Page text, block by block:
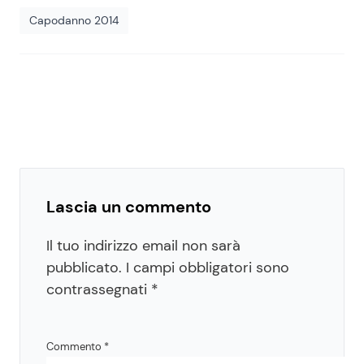
Capodanno 2014
Lascia un commento
Il tuo indirizzo email non sarà
pubblicato. I campi obbligatori sono
contrassegnati *
Commento *